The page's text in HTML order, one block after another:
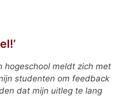
hogeschool meldt zich met
studenten om feedback
dat mijn uitleg te lang